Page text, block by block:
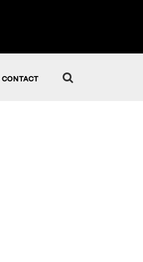
CONTACT